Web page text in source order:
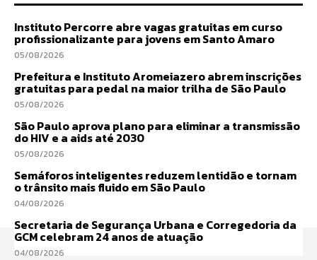
Instituto Percorre abre vagas gratuitas em curso
profissionalizante para jovens em Santo Amaro
05/08/2026
Prefeitura e Instituto Aromeiazero abrem inscrições
gratuitas para pedal na maior trilha de São Paulo
05/08/2026
São Paulo aprova plano para eliminar a transmissão
do HIV e a aids até 2030
05/08/2026
Semáforos inteligentes reduzem lentidão e tornam
o trânsito mais fluido em São Paulo
04/08/2026
Secretaria de Segurança Urbana e Corregedoria da
GCM celebram 24 anos de atuação
04/08/2026